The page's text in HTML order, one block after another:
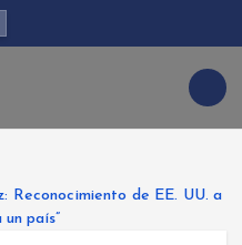
Kabud
ari